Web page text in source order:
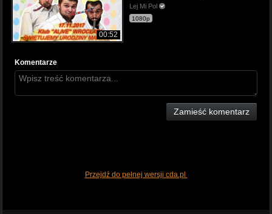
00:52
Lej Mi Pol
1080p
Komentarze
Zamieść komentarz
Przejdź do pełnej wersji cda.pl